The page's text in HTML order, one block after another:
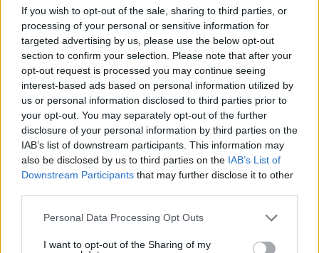
If you wish to opt-out of the sale, sharing to third parties, or
processing of your personal or sensitive information for
targeted advertising by us, please use the below opt-out
section to confirm your selection. Please note that after your
opt-out request is processed you may continue seeing
interest-based ads based on personal information utilized by
us or personal information disclosed to third parties prior to
your opt-out. You may separately opt-out of the further
disclosure of your personal information by third parties on the
IAB’s list of downstream participants. This information may
also be disclosed by us to third parties on the IAB’s List of
Downstream Participants that may further disclose it to other
Please note that this website/app uses one or more Google
not limited to your visit or usage behaviour. You may click to
Personal Data Processing Opt Outs
I want to opt-out of the Sharing of my
100.00%
Η Κολομβία κηρύχθηκε σε κατάσταση «εθνικής
πριν 13 λεπτά